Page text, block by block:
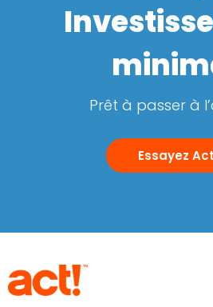
Prêt à passer à
Essayez